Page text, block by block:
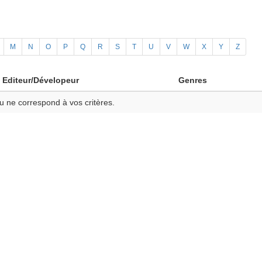
M N O P Q R S T U V W X Y Z
Editeur/Dévelopeur Genres
ne correspond à vos critères.